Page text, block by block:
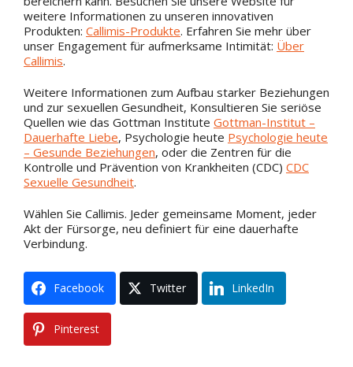
weitere Informationen zu unseren innovativen
Produkten: Callimis-Produkte. Erfahren Sie mehr über
unser Engagement für aufmerksame Intimität: Über
Callimis.
Weitere Informationen zum Aufbau starker Beziehungen
und zur sexuellen Gesundheit, Konsultieren Sie seriöse
Quellen wie das Gottman Institute Gottman-Institut –
Dauerhafte Liebe, Psychologie heute Psychologie heute
– Gesunde Beziehungen, oder die Zentren für die
Kontrolle und Prävention von Krankheiten (CDC) CDC
Sexuelle Gesundheit.
Wählen Sie Callimis. Jeder gemeinsame Moment, jeder
Akt der Fürsorge, neu definiert für eine dauerhafte
Verbindung.
Facebook Twitter LinkedIn
Pinterest